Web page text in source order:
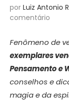
por Luiz Antonio
comentário
Fenômeno de
exemplares
Pensamento e
conselhos e
magia e da